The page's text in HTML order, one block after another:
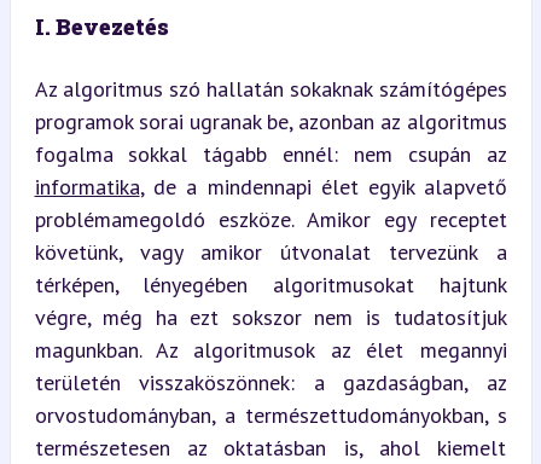
I. Bevezetés
Az algoritmus szó hallatán sokaknak számítógépes
programok sorai ugranak be, azonban az algoritmus
informatika, de a mindennapi élet egyik alapvető
problémamegoldó eszköze. Amikor egy receptet
követünk, vagy amikor útvonalat tervezünk a
térképen, lényegében algoritmusokat hajtunk
végre, még ha ezt sokszor nem is tudatosítjuk
magunkban. Az algoritmusok az élet megannyi
területén visszaköszönnek: a gazdaságban, az
orvostudományban, a természettudományokban, s
természetesen az oktatásban is, ahol kiemelt